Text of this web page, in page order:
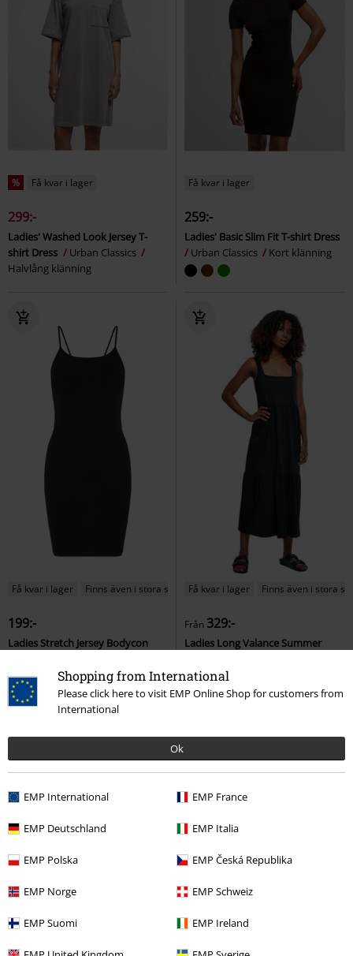
Shopping from International
Please click here to visit EMP Online Shop for customers from
International
Ok
EMP International EMP France
EMP Deutschland EMP Italia
EMP Polska EMP Česká Republika
EMP Norge EMP Schweiz
EMP Suomi EMP Ireland
% Få kvar i lager
299:-
Ladies' Washed Look Jersey T-
shirt Dress
Urban Classics
Halvlång klänning
Få kvar i lager
259:-
Ladies' Basic Slim Fit T-shirt Dress
Urban Classics
Kort klänning
Få kvar i lager Finns även i stora storlekar
199:-
Ladies Stretch Jersey Bodycon
klänning
Få kvar i lager Finns även i stora
Från 329:-
Ladies Long Valance Summer
Långklänning